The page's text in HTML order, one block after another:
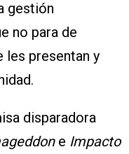
gestión
no para de
les presentan y
disparadora
e Impacto